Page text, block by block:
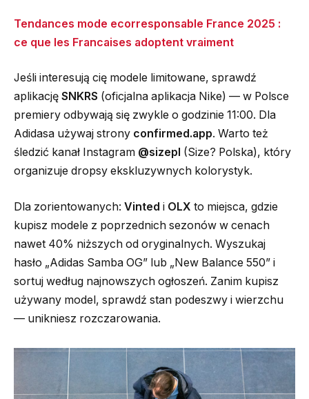
Tendances mode ecorresponsable France 2025 :
ce que les Francaises adoptent vraiment
Jeśli interesują cię modele limitowane, sprawdź
aplikację SNKRS (oficjalna aplikacja Nike) — w Polsce
premiery odbywają się zwykle o godzinie 11:00. Dla
Adidasa używaj strony confirmed.app. Warto też
śledzić kanał Instagram @sizepl (Size? Polska), który
organizuje dropsy ekskluzywnych kolorystyk.
Dla zorientowanych: Vinted i OLX to miejsca, gdzie
kupisz modele z poprzednich sezonów w cenach
nawet 40% niższych od oryginalnych. Wyszukaj
hasło „Adidas Samba OG” lub „New Balance 550” i
sortuj według najnowszych ogłoszeń. Zanim kupisz
używany model, sprawdź stan podeszwy i wierzchu
— unikniesz rozczarowania.